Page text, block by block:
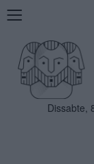
Mostra
navegació
Dissabte,